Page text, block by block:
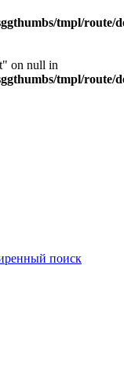
tmpl/route/
on null in
tmpl/route/
поиск